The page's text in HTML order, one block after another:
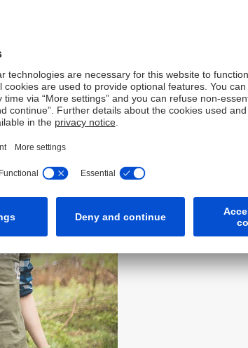
ihrer Zeit in soziale Projekte investiert.
und ihrer Mitarbeiter*innen 8,8 Millionen Euro
jährigen Jubiläum der Deutschen Bank
gepflanzten Bäumen übertroffen.